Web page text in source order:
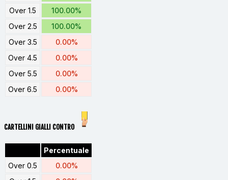
Over 1.5
100.00%
Over 2.5
100.00%
Over 3.5
0.00%
Over 4.5
0.00%
Over 5.5
0.00%
Over 6.5
0.00%
CARTELLINI GIALLI CONTRO
Percentuale
Over 0.5
0.00%